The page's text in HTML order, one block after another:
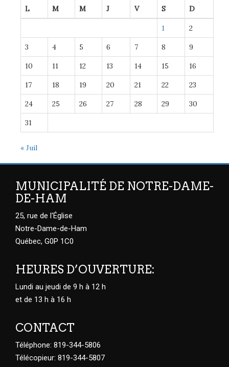
L M M J V S D
1 2
3 4 5 6 7 8 9
10 11 12 13 14 15 16
17 18 19 20 21 22 23
24 25 26 27 28 29 30
31
« Juil
MUNICIPALITÉ DE NOTRE-DAME-
DE-HAM
25, rue de l'Église
Notre-Dame-de-Ham
Québec, G0P 1C0
HEURES D’OUVERTURE:
Lundi au jeudi de 9 h à 12 h
et de 13 h à 16 h
CONTACT
Téléphone: 819-344-5806
Télécopieur: 819-344-5807